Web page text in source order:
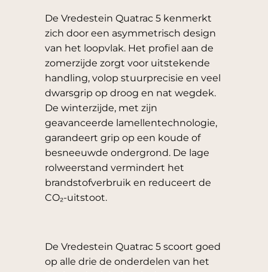
De Vredestein Quatrac 5 kenmerkt
zich door een asymmetrisch design
van het loopvlak. Het profiel aan de
zomerzijde zorgt voor uitstekende
handling, volop stuurprecisie en veel
dwarsgrip op droog en nat wegdek.
De winterzijde, met zijn
geavanceerde lamellentechnologie,
garandeert grip op een koude of
besneeuwde ondergrond. De lage
rolweerstand vermindert het
brandstofverbruik en reduceert de
CO₂-uitstoot.
De Vredestein Quatrac 5 scoort goed
op alle drie de onderdelen van het